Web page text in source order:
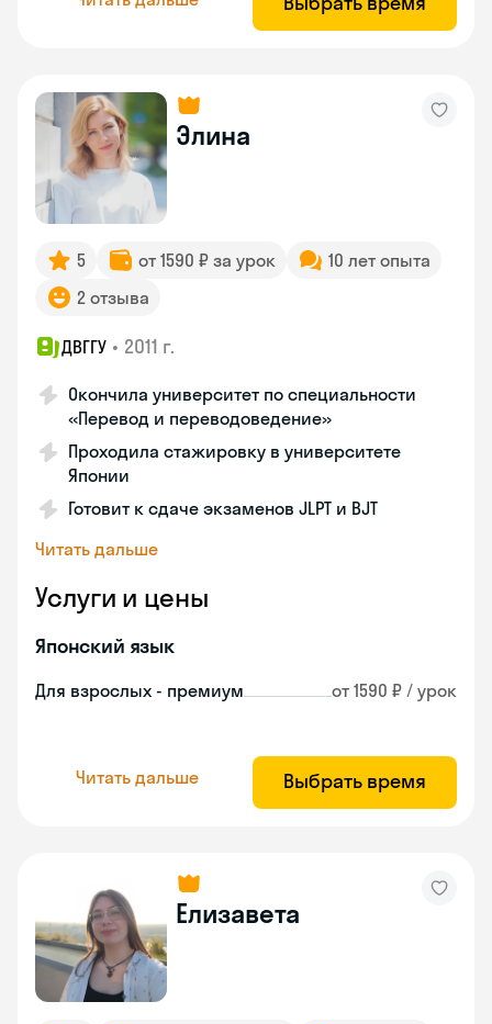
Элина
5 от 1590 ₽ за урок
10 лет опыта
2 отзыва
ДВГГУ • 2011 г.
Окончила университет по специальности
«Перевод и переводоведение»
Проходила стажировку в университете
Японии
Готовит к сдаче экзаменов JLPT и BJT
Читать дальше
Услуги и цены
Японский язык
Для взрослых - премиум от 1590 ₽ / урок
Читать дальше Выбрать время
Елизавета